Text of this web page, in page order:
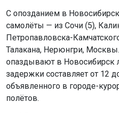
С опозданием в
самолёты — из Сочи (5),
Петропавловска-
Талакана, Нерюнгри,
опаздывают в Новосибирск
задержки составляет от 12
объявленного в городе-
полётов.